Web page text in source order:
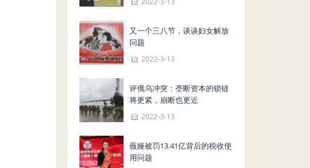
又一个三八节，谈谈妇女解放
问题
2022-3-13
评俄乌冲突：垄断资本的锁链
将更紧，崩断也更近
2022-3-13
薇娅被罚13.41亿背后的税收使
用问题